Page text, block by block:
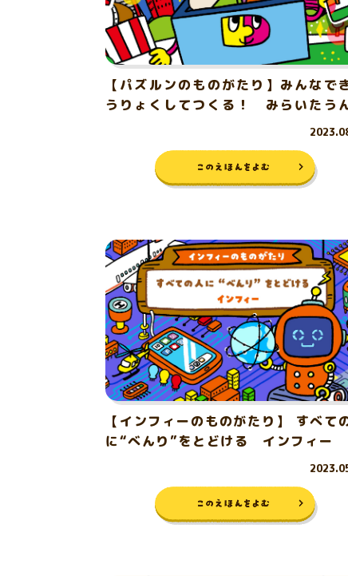
【パズルンのものがたり】みんなで
うりょくしてつくる！ みらいたう
【インフィーのものがたり】 すべて
に“べんり”をとどける インフィー